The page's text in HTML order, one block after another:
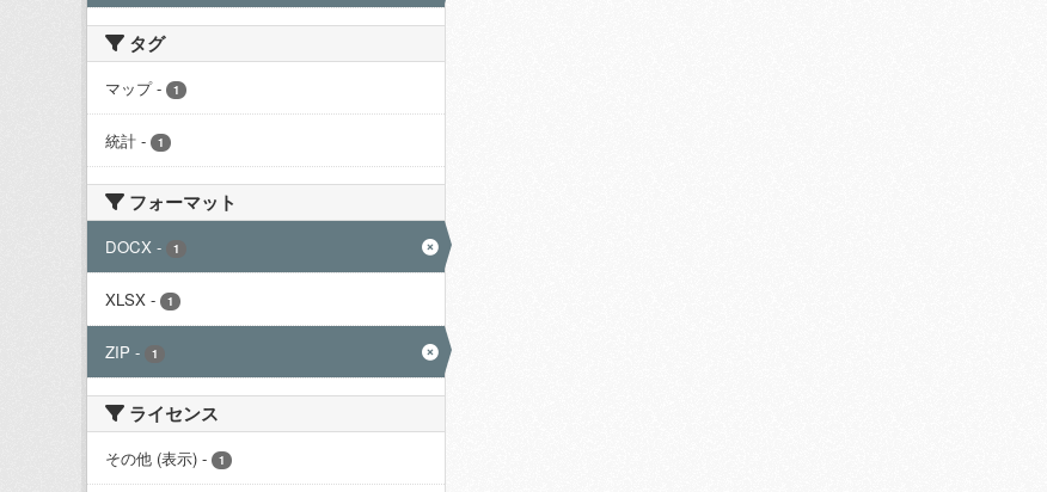
タグ
マップ - 1
統計 - 1
フォーマット
DOCX - 1
XLSX - 1
ZIP - 1
ライセンス
その他 (表示) - 1